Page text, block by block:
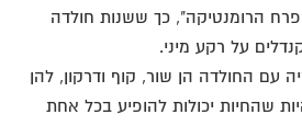
הרומנטיקה", כך ששנות חולדה
על רקע מיני.
עם החולדה הן שור, קוף ודרקון, להן
שהחיות יכולות להופיע בכל אחת